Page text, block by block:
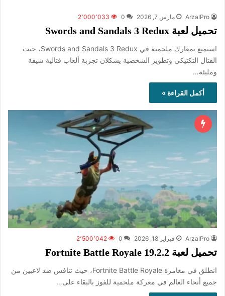
ArzalPro مارس 7, 2026 0 2٬000٬033
تحميل لعبة Swords and Sandals 3 Redux
استمتع بمعارك ملحمية في Swords and Sandals 3 Redux، حيث
القتال التكتيكي وتطوير الشخصية يشكلان تجربة ألعاب قتالية شيقة
ومليئة…
أكمل القراءة »
ArzalPro فبراير 18, 2026 0 2٬500٬042
تحميل لعبة Fortnite Battle Royale 19.2.2
انطلق في مغامرة Fortnite Battle Royale، حيث تنافس ضد لاعبين من
جميع أنحاء العالم في معركة ملحمية للفوز بالبقاء على…